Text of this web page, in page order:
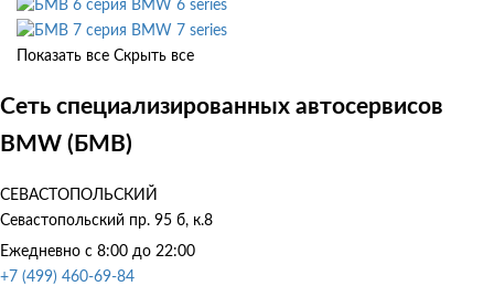
BMW 6 series
BMW 7 series
Показать все Скрыть все
Сеть специализированных автосервисов
BMW (БМВ)
СЕВАСТОПОЛЬСКИЙ
Севастопольский пр. 95 б, к.8
Ежедневно с 8:00 до 22:00
+7 (499) 460-69-84